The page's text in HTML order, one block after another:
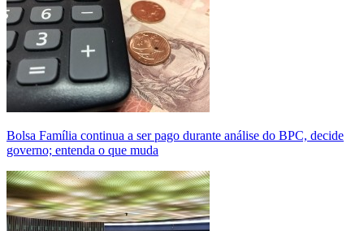
Bolsa Família continua a ser pago durante análise do BPC, decide
governo; entenda o que muda